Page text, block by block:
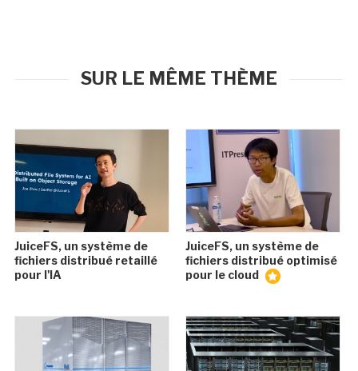
SUR LE MÊME THÈME
JuiceFS, un système de
fichiers distribué retaillé
pour l'IA
JuiceFS, un système de
fichiers distribué optimisé
pour le cloud